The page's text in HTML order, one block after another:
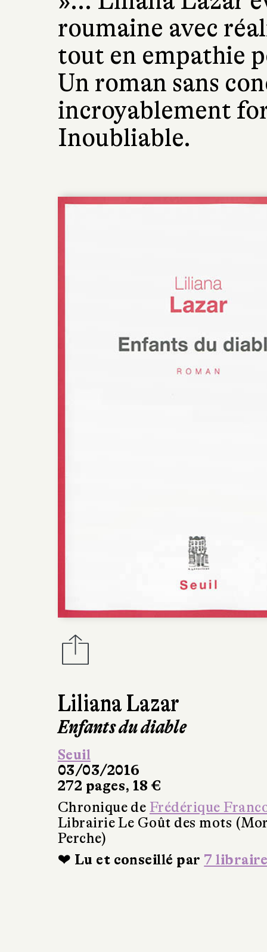
Liliana Lazar
Enfants du diable
Seuil
03/03/2016
272 pages, 18 €
Chronique de Frédérique
Librairie Le Goût des mots
Perche)
❤ Lu et conseillé par 7
roumaine avec
tout en empathie
Un roman sans
incroyablement
Inoubliable.